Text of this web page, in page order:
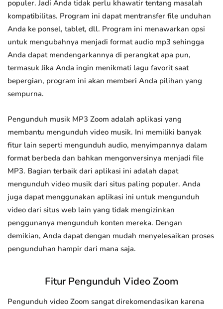
populer. Jadi Anda tidak perlu khawatir tentang masalah
kompatibilitas. Program ini dapat mentransfer file unduhan
Anda ke ponsel, tablet, dll. Program ini menawarkan opsi
untuk mengubahnya menjadi format audio mp3 sehingga
Anda dapat mendengarkannya di perangkat apa pun,
termasuk Jika Anda ingin menikmati lagu favorit saat
bepergian, program ini akan memberi Anda pilihan yang
sempurna.
Pengunduh musik MP3 Zoom adalah aplikasi yang
membantu mengunduh video musik. Ini memiliki banyak
fitur lain seperti mengunduh audio, menyimpannya dalam
format berbeda dan bahkan mengonversinya menjadi file
MP3. Bagian terbaik dari aplikasi ini adalah dapat
mengunduh video musik dari situs paling populer. Anda
juga dapat menggunakan aplikasi ini untuk mengunduh
video dari situs web lain yang tidak mengizinkan
penggunanya mengunduh konten mereka. Dengan
demikian, Anda dapat dengan mudah menyelesaikan proses
pengunduhan hampir dari mana saja.
Fitur Pengunduh Video Zoom
Pengunduh video Zoom sangat direkomendasikan karena